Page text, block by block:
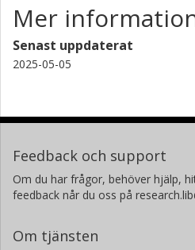
Mer
Senast uppdaterat
2025-05-05
Feedback och support
Om du har frågor, behöver hjälp,
feedback når du oss på
Om tjänsten